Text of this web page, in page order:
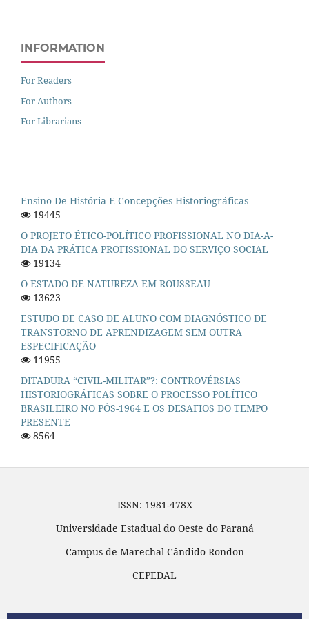
INFORMATION
For Readers
For Authors
For Librarians
Ensino De História E Concepções Historiográficas
19445
O PROJETO ÉTICO-POLÍTICO PROFISSIONAL NO DIA-A-
DIA DA PRÁTICA PROFISSIONAL DO SERVIÇO SOCIAL
19134
O ESTADO DE NATUREZA EM ROUSSEAU
13623
ESTUDO DE CASO DE ALUNO COM DIAGNÓSTICO DE
TRANSTORNO DE APRENDIZAGEM SEM OUTRA
ESPECIFICAÇÃO
11955
DITADURA “CIVIL-MILITAR”?: CONTROVÉRSIAS
HISTORIOGRÁFICAS SOBRE O PROCESSO POLÍTICO
BRASILEIRO NO PÓS-1964 E OS DESAFIOS DO TEMPO
PRESENTE
8564
ISSN: 1981-478X
Universidade Estadual do Oeste do Paraná
Campus de Marechal Cândido Rondon
CEPEDAL